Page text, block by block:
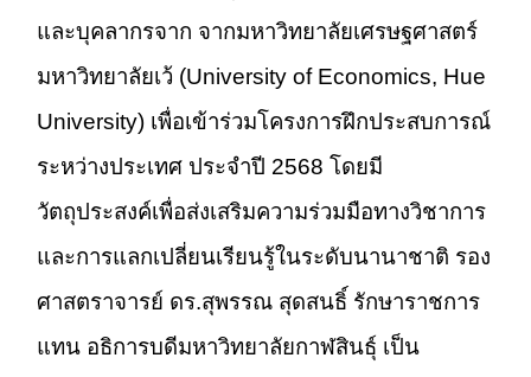
และบุคลากรจาก จากมหาวิทยาลัยเศรษฐศาสตร์
มหาวิทยาลัยเว้ (University of Economics, Hue
University) เพื่อเข้าร่วมโครงการฝึกประสบการณ์
ระหว่างประเทศ ประจำปี 2568 โดยมี
วัตถุประสงค์เพื่อส่งเสริมความร่วมมือทางวิชาการ
และการแลกเปลี่ยนเรียนรู้ในระดับนานาชาติ รอง
ศาสตราจารย์ ดร.สุพรรณ สุดสนธิ์ รักษาราชการ
แทน อธิการบดีมหาวิทยาลัยกาฬสินธุ์ เป็น